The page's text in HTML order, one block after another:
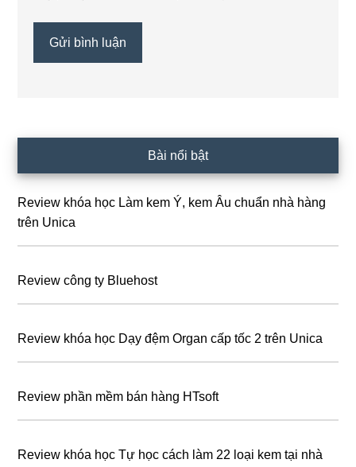
chính
Bài nổi bật
Review khóa học Làm kem Ý, kem Âu chuẩn nhà hàng
trên Unica
Review công ty Bluehost
Review khóa học Dạy đệm Organ cấp tốc 2 trên Unica
Review phần mềm bán hàng HTsoft
Review khóa học Tự học cách làm 22 loại kem tại nhà